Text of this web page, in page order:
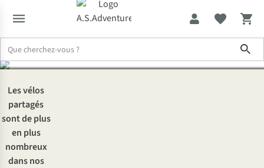
en Belgique
Les vélos
partagés
sont de plus
en plus
nombreux
dans nos